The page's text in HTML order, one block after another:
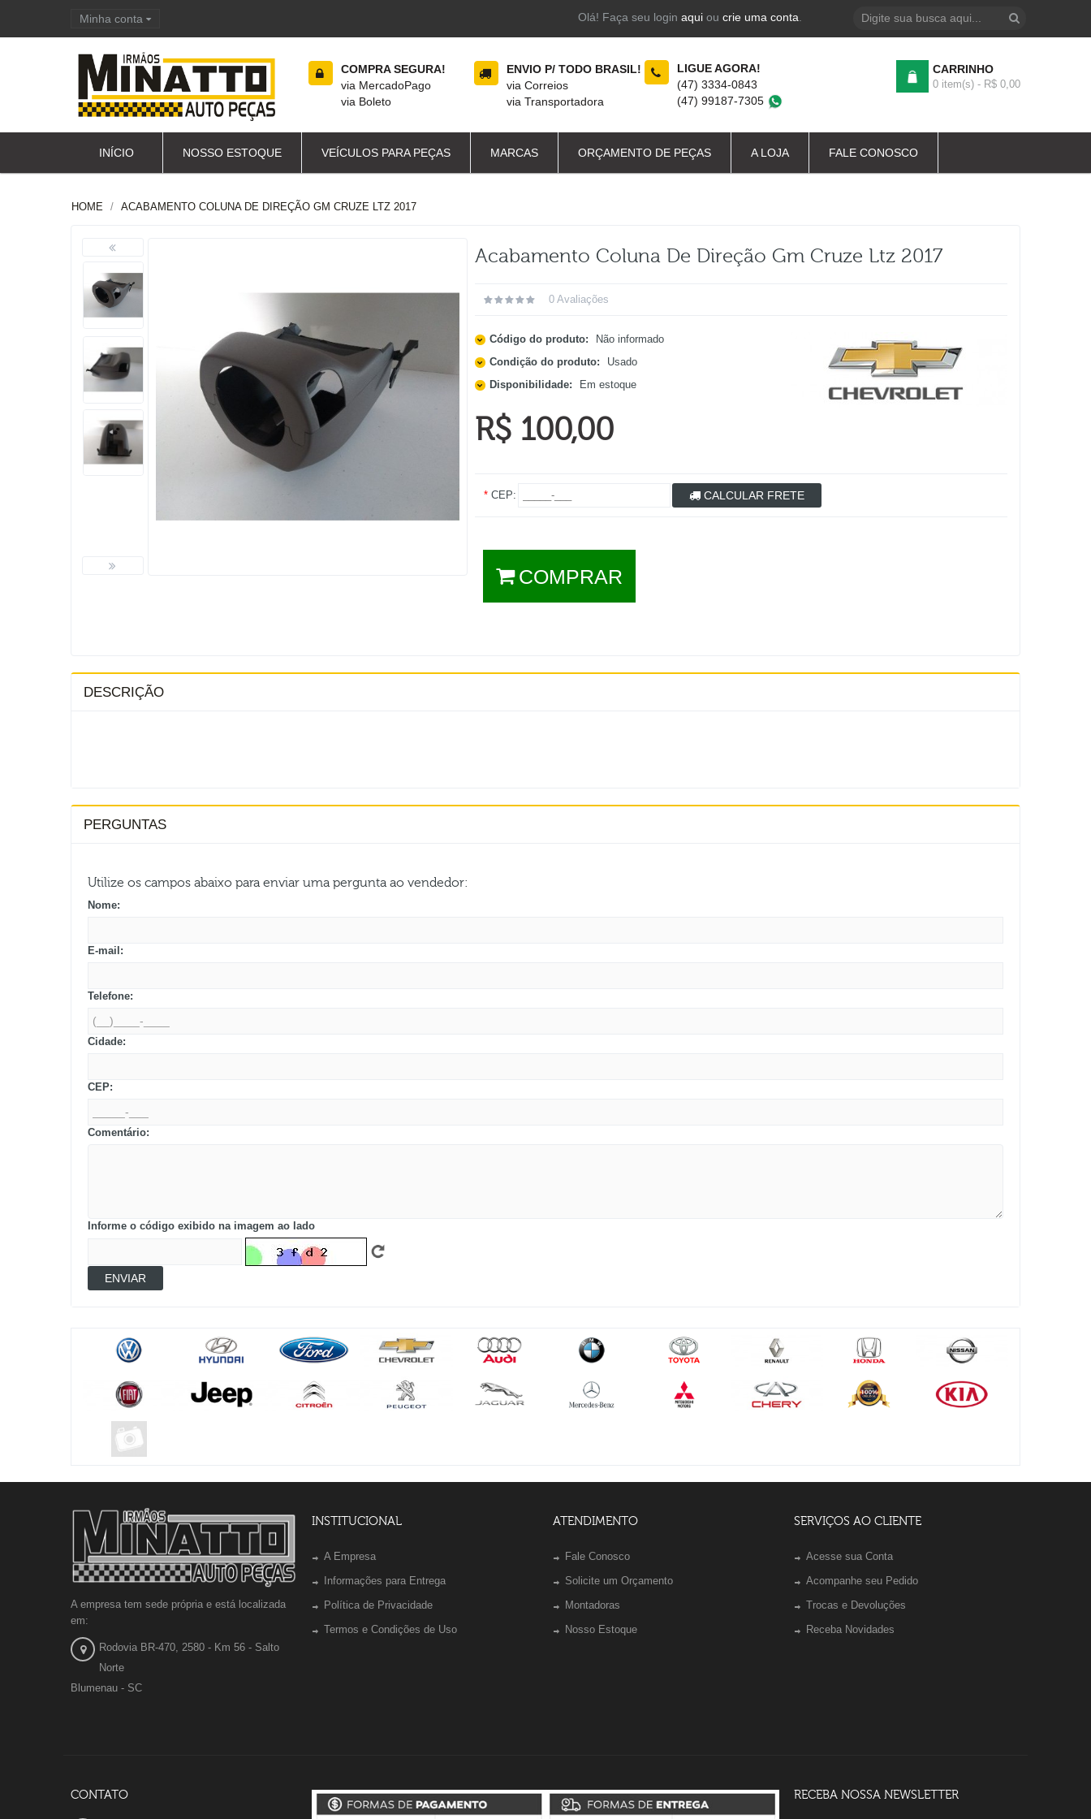
Minha conta Olá! Faça seu login aquiou crie uma conta
COMPRA SEGURA!
via MercadoPago
via Boleto
ENVIO P/ TODO BRASIL!
via Correios
via Transportadora
LIGUE AGORA!
(47) 3334-0843
(47) 99187-7305
CARRINHO
0 item(s) - R$ 0,00
INÍCIO NOSSO ESTOQUE VEÍCULOS PARA PEÇAS MARCAS ORÇAMENTO DE PEÇAS A LOJA FALE CONOSCO
HOME ACABAMENTO COLUNA DE DIREÇÃO GM CRUZE LTZ 2017
Acabamento Coluna De Direção Gm Cruze Ltz 2017
0 Avaliações
Código do produto:
Não informado
Condição do produto:
Usado
Disponibilidade:
Em estoque
R$ 100,00
*CEP: CALCULAR FRETE
COMPRAR
DESCRIÇÃO
PERGUNTAS
Utilize os campos abaixo para enviar uma pergunta ao vendedor:
Nome:
E-mail:
Telefone:
Cidade:
CEP:
Comentário:
Informe o código exibido na imagem ao lado
ENVIAR
A empresa tem sede própria e está localizada
em:
Rodovia BR-470, 2580 - Km 56 - Salto
Norte
Blumenau - SC
INSTITUCIONAL
A Empresa
Informações para Entrega
Política de Privacidade
Termos e Condições de Uso
ATENDIMENTO
Fale Conosco
Solicite um Orçamento
Montadoras
Nosso Estoque
SERVIÇOS AO CLIENTE
Acesse sua Conta
Acompanhe seu Pedido
Trocas e Devoluções
Receba Novidades
CONTATO RECEBA NOSSA NEWSLETTER